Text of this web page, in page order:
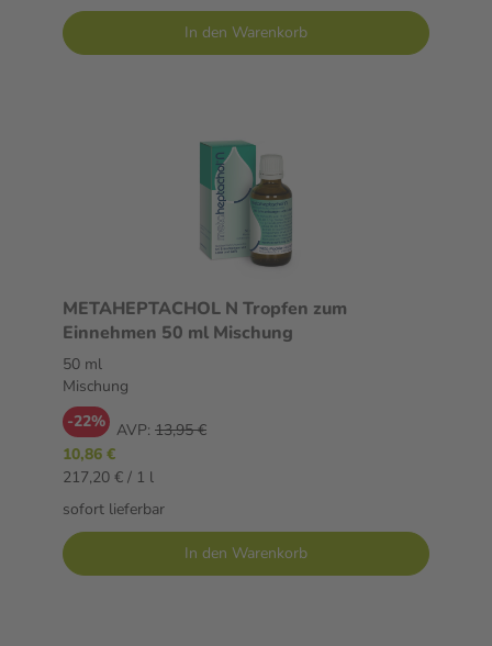
In den Warenkorb
METAHEPTACHOL N Tropfen zum
Einnehmen 50 ml Mischung
50 ml
Mischung
-22% AVP: 13,95 €
10,86 €
217,20 € / 1 l
sofort lieferbar
In den Warenkorb